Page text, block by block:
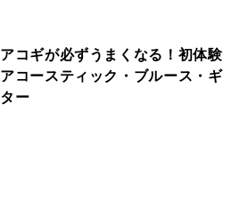
アコギが必ずうまくなる！初体験
アコースティック・ブルース・ギ
ター